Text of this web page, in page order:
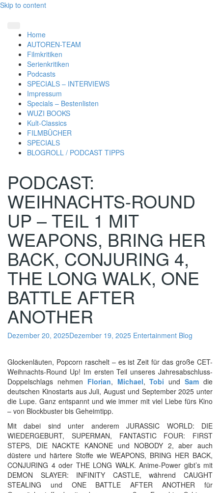
Skip to content
Home
AUTOREN-TEAM
Filmkritiken
Serienkritiken
Podcasts
SPECIALS – INTERVIEWS
Impressum
Specials – Bestenlisten
WUZI BOOKS
Kult-Classics
FILMBÜCHER
SPECIALS
BLOGROLL / PODCAST TIPPS
PODCAST:
WEIHNACHTS-ROUND
UP – TEIL 1 MIT
WEAPONS, BRING HER
BACK, CONJURING 4,
THE LONG WALK, ONE
BATTLE AFTER
ANOTHER
Dezember 20, 2025Dezember 19, 2025 Entertainment Blog
Glockenläuten, Popcorn raschelt – es ist Zeit für das große CET-
Weihnachts-Round Up! Im ersten Teil unseres Jahresabschluss-
Doppelschlags nehmen Florian, Michael,Tobi undSam die
deutschen Kinostarts aus Juli, August und September 2025 unter
die Lupe. Ganz entspannt und wie immer mit viel Liebe fürs Kino
– von Blockbuster bis Geheimtipp.
Mit dabei sind unter anderem JURASSIC WORLD: DIE
WIEDERGEBURT, SUPERMAN, FANTASTIC FOUR: FIRST
STEPS, DIE NACKTE KANONE und NOBODY 2, aber auch
düstere und härtere Stoffe wie WEAPONS, BRING HER BACK,
CONJURING 4 oder THE LONG WALK. Anime-Power gibt’s mit
DEMON SLAYER: INFINITY CASTLE, während CAUGHT
STEALING und ONE BATTLE AFTER ANOTHER für